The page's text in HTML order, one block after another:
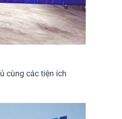
cùng các tiện ích